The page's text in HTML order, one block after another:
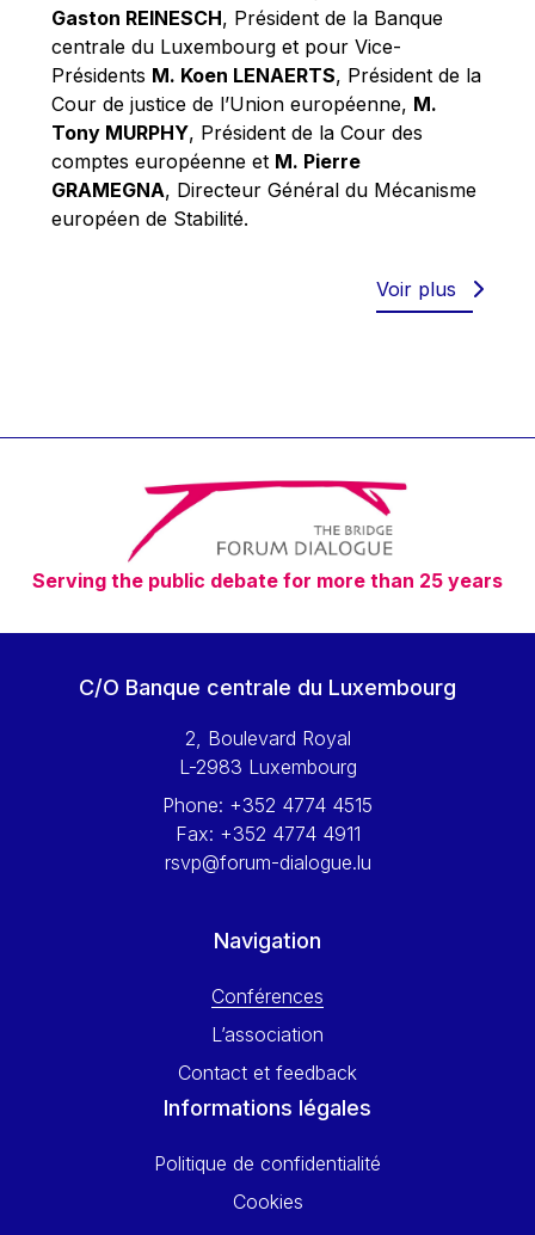
Patrizia Nanz
Philippe Maystadt
Pierre Gramegna
Richard Pelly
Robert Goebbels
Robert REYNDERS
Timothy Radcliffe
Vaclav Klaus
Vassilios Skouris
Vítor Manuel da Silva Caldeira
Viviane Reding
Walter Hagg
Wolfgang Ketterle
Yossi Beillin
Yves FRANCHET
Gaston REINESCH, Président de la Banque
centrale du Luxembourg et pour Vice-
Présidents M. Koen LENAERTS, Président de la
Cour de justice de l’Union européenne, M.
Tony MURPHY, Président de la Cour des
comptes européenne et M. Pierre
GRAMEGNA, Directeur Général du Mécanisme
européen de Stabilité.
Voir plus
Serving the public debate for more than 25 years
C/O Banque centrale du Luxembourg
2, Boulevard Royal
L-2983 Luxembourg
Phone: +352 4774 4515
Fax: +352 4774 4911
rsvp@forum-dialogue.lu
Navigation
Conférences
L’association
Contact et feedback
Informations légales
Politique de confidentialité
Cookies